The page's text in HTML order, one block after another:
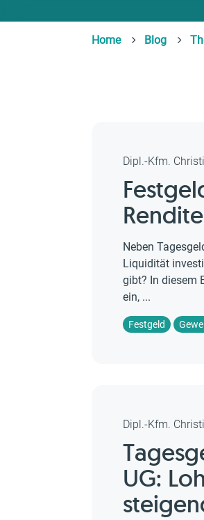
Home Blog
Dipl.-Kfm.
Neben
Liquidität
gibt? In diesem
ein, ...
Festgeld
Dipl.-Kfm.
UG: